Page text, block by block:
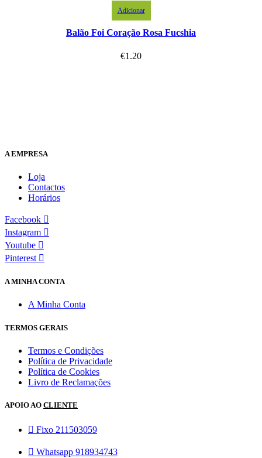
Adicionar
Balão Foi Coração Rosa Fucshia
€1.20
A EMPRESA
Loja
Contactos
Horários
Facebook
Instagram
Youtube
Pinterest
A MINHA CONTA
A Minha Conta
TERMOS GERAIS
Termos e Condições
Política de Privacidade
Política de Cookies
Livro de Reclamações
APOIO AO CLIENTE
Fixo 211503059
Whatsapp 918934743